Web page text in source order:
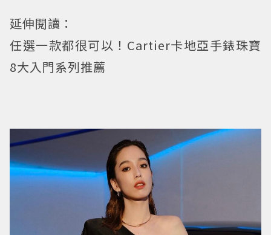
延伸閱讀：
任選一款都很可以！Cartier卡地亞手錶珠寶
8大入門系列推薦